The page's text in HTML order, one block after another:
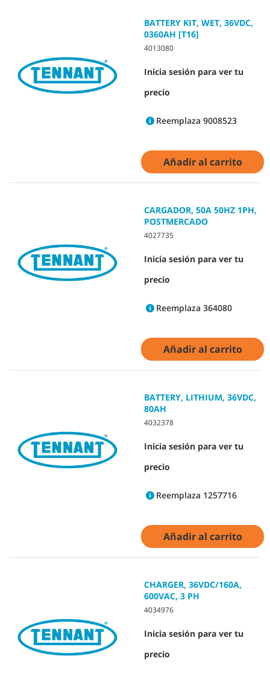
BATTERY KIT, WET, 36VDC,
0360AH [T16]
4013080
Inicia sesión para ver tu
precio
Reemplaza 9008523
Añadir al carrito
CARGADOR, 50A 50HZ 1PH,
POSTMERCADO
4027735
Inicia sesión para ver tu
precio
Reemplaza 364080
Añadir al carrito
BATTERY, LITHIUM, 36VDC,
80AH
4032378
Inicia sesión para ver tu
precio
Reemplaza 1257716
Añadir al carrito
CHARGER, 36VDC/160A,
600VAC, 3 PH
4034976
Inicia sesión para ver tu
precio